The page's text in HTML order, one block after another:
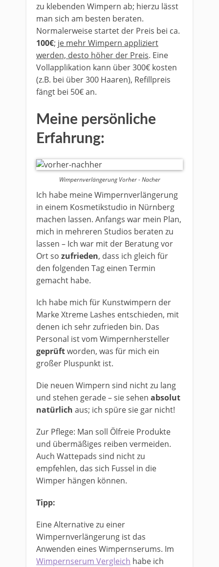
zu klebenden Wimpern ab; hierzu lässt
man sich am besten beraten.
Normalerweise startet der Preis bei ca.
100€; je mehr Wimpern appliziert
werden, desto höher der Preis. Eine
Vollapplikation kann über 300€ kosten
(z.B. bei über 300 Haaren), Refillpreis
fängt bei 50€ an.
Meine persönliche
Erfahrung:
Wimpernverlängerung Vorher - Nacher
Ich habe meine Wimpernverlängerung
in einem Kosmetikstudio in Nürnberg
machen lassen. Anfangs war mein Plan,
mich in mehreren Studios beraten zu
lassen – Ich war mit der Beratung vor
Ort so zufrieden, dass ich gleich für
den folgenden Tag einen Termin
gemacht habe.
Ich habe mich für Kunstwimpern der
Marke Xtreme Lashes entschieden, mit
denen ich sehr zufrieden bin. Das
Personal ist vom Wimpernhersteller
geprüftworden, was für mich ein
großer Pluspunkt ist.
Die neuen Wimpern sind nicht zu lang
und stehen gerade – sie sehen absolut
natürlich aus; ich spüre sie gar nicht!
Zur Pflege: Man soll Ölfreie Produkte
und übermäßiges reiben vermeiden.
Auch Wattepads sind nicht zu
empfehlen, das sich Fussel in die
Wimper hängen können.
Tipp:
Eine Alternative zu einer
Wimpernverlängerung ist das
Anwenden eines Wimpernserums. Im
Wimpernserum Vergleich habe ich